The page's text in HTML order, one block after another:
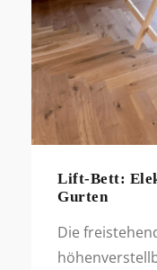
Lift-Bett:
Gurten
Die